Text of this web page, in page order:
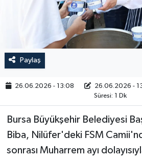
Paylaş
26.06.2026 - 13:08 26.06.2026 -
Süresi: 1 Dk
Bursa Büyükşehir Belediyesi
Biba, Nilüfer'deki FSM
sonrası Muharrem ayı
RESMİ İLAN